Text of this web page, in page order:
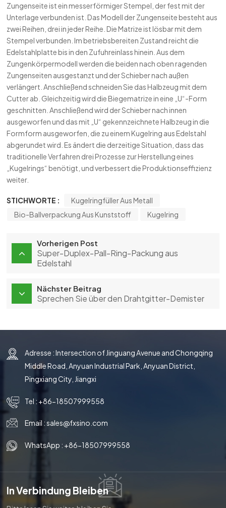
Zungenseite ist ein messerförmiger Stempel, der fest mit der
Unterlage verbunden ist. Das Modell der Zungenseite besteht aus
zwei Reihen, drei in jeder Reihe. Die Matrize ist lösbar mit dem
Stempel verbunden. Im betriebsbereiten Zustand reicht die
Edelstahlplatte bis in den Zufuhreinlass hinein. Aus dem
Zungenkörpermodell werden die beiden nach oben ragenden
Zungenseiten ausgestanzt und der Schieber nach außen
verlängert. Anschließend schneiden Sie das Halbzeug mit dem
Cutter ab. Gleichzeitig wird die Biegematrize in eine „U“-Form
geschnitten. Anschließend wird der Schieber nach innen
ausgeworfen und das mit „U“ gekennzeichnete Halbzeug in die
Formform ausgeworfen, die zu einem Kugelring aus Edelstahl
abgerundet wird. Es ändert die derzeitige Situation, dass das
traditionelle Verfahren drei Prozesse zur Herstellung eines
„Kugelrings“ benötigt, und verbessert die Produktionseffizienz
weiter.
STICHWORTE :
Kugelringfüller Aus Metall
Bio-Ballverpackung Aus Kunststoff
Kugelring
Vorherigen Post
Super-Duplex-Pall-Ring-Packung aus
Edelstahl
Nächster Beitrag
Sprechen Sie über den Drahtgitter-Demister
Adresse : Intersection of Jinguang Avenue and Chongqing
Middle Road, Anyuan Industrial Park, Anyuan District,
Pingxiang City, Jiangxi
Tel : +86-18507999558
Email :sales@fxsino.com
WhatsApp : +86-18507999558
In Verbindung Bleiben